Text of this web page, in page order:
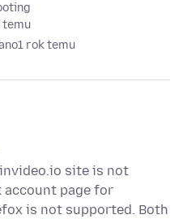
temu
1 rok temu
site is not
account page for
is not supported. Both